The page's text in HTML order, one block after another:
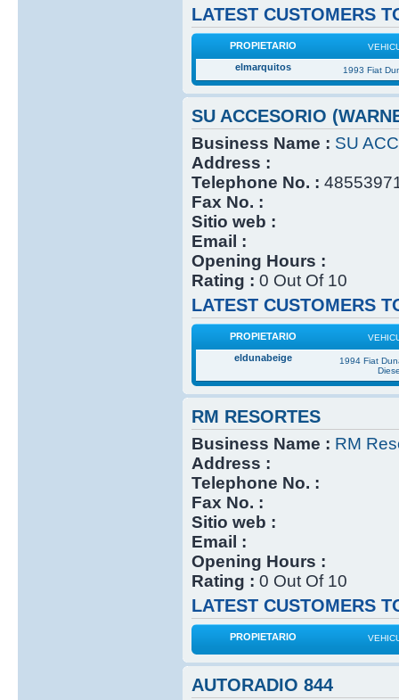
LATEST CUSTOMERS
PROPIETARIO
elmarquitos 1993 Fiat
SU ACCESORIO
Business Name : SU
Address :
Telephone No. :
Fax No. :
Sitio web :
Email :
Opening Hours :
Rating : 0 Out Of 10
LATEST CUSTOMERS
PROPIETARIO
eldunabeige
1994 Fiat
RM RESORTES
Business Name : RM
Address :
Telephone No. :
Fax No. :
Sitio web :
Email :
Opening Hours :
Rating : 0 Out Of 10
LATEST CUSTOMERS
PROPIETARIO
AUTORADIO 844